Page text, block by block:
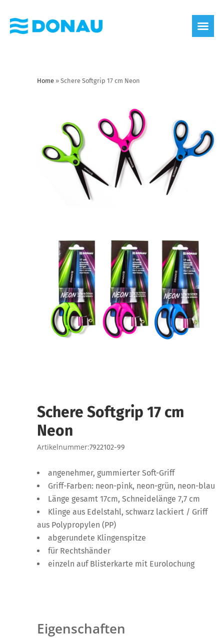
Home » Schere Softgrip 17 cm Neon
Schere Softgrip 17 cm
Neon
Artikelnummer:7922102-99
angenehmer, gummierter Soft-Griff
Griff-Farben: neon-pink, neon-grün, neon-blau
Länge gesamt 17cm, Schneidelänge 7,7 cm
Klinge aus Edelstahl, schwarz lackiert / Griff
aus Polypropylen (PP)
abgerundete Klingenspitze
für Rechtshänder
einzeln auf Blisterkarte mit Eurolochung
Eigenschaften